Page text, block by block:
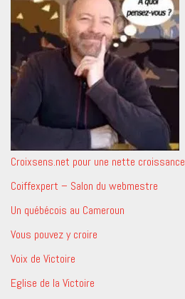
Croixsens.net pour une nette croissance
Coiffexpert – Salon du webmestre
Un québécois au Cameroun
Vous pouvez y croire
Voix de Victoire
Eglise de la Victoire